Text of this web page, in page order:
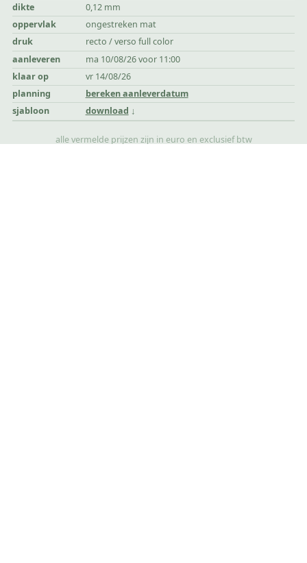
dikte
0,12 mm
oppervlak
ongestreken mat
druk
recto / verso full color
aanleveren
ma 10/08/26 voor 11:00
klaar op
vr 14/08/26
planning
bereken aanleverdatum
sjabloon
download
alle vermelde prijzen zijn in euro en exclusief btw